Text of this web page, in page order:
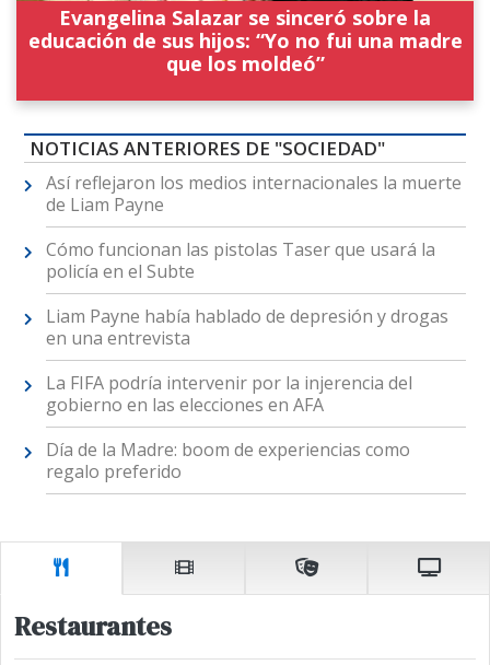
Evangelina Salazar se sinceró sobre la
educación de sus hijos: “Yo no fui una madre
que los moldeó”
NOTICIAS ANTERIORES DE "SOCIEDAD"
Así reflejaron los medios internacionales la muerte
de Liam Payne
Cómo funcionan las pistolas Taser que usará la
policía en el Subte
Liam Payne había hablado de depresión y drogas
en una entrevista
La FIFA podría intervenir por la injerencia del
gobierno en las elecciones en AFA
Día de la Madre: boom de experiencias como
regalo preferido
Restaurantes